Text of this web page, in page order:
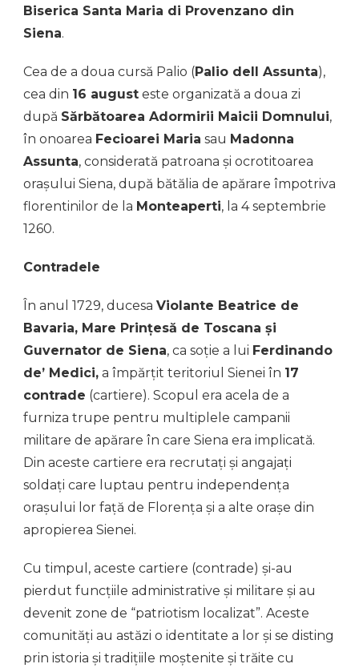
Biserica Santa Maria di Provenzano din
Siena.
Cea de a doua cursă Palio (Palio dell Assunta),
cea din 16 august este organizată a doua zi
după Sărbătoarea Adormirii Maicii Domnului,
în onoarea Fecioarei Maria sau Madonna
Assunta, considerată patroana și ocrotitoarea
orașului Siena, după bătălia de apărare împotriva
florentinilor de la Monteaperti, la 4 septembrie
1260.
Contradele
În anul 1729, ducesa Violante Beatrice de
Bavaria, Mare Prințesă de Toscana și
Guvernator de Siena, ca soție a lui Ferdinando
de’ Medici, a împărțit teritoriul Sienei în 17
contrade (cartiere). Scopul era acela de a
furniza trupe pentru multiplele campanii
militare de apărare în care Siena era implicată.
Din aceste cartiere era recrutați și angajați
soldați care luptau pentru independența
orașului lor față de Florența și a alte orașe din
apropierea Sienei.
Cu timpul, aceste cartiere (contrade) și-au
pierdut funcțiile administrative și militare și au
devenit zone de “patriotism localizat”. Aceste
comunități au astăzi o identitate a lor și se disting
prin istoria și tradițiile moștenite și trăite cu